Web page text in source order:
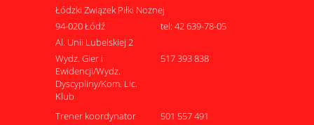
Łódzki Związek Piłki Nożnej
94-020 Łódź
tel: 42 639-78-05
Al. Unii Lubelskiej 2
Wydz. Gier i
Ewidencji/Wydz.
Dyscypliny/Kom. Lic.
Klub
517 393 838
Trener koordynator 501 557 491